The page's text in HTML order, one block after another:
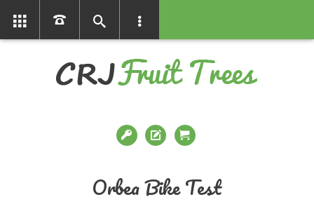
Orbea Bike Test
01366386858